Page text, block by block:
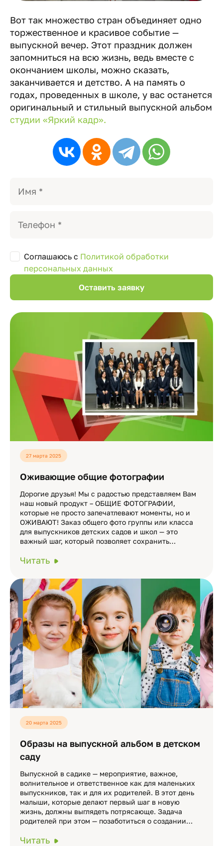
Вот так множество стран объединяет одно
торжественное и красивое событие —
выпускной вечер. Этот праздник должен
запомниться на всю жизнь, ведь вместе с
окончанием школы, можно сказать,
заканчивается и детство. А на память о
годах, проведенных в школе, у вас останется
оригинальный и стильный выпускной альбом
студии «Яркий кадр».
Соглашаюсь с Политикой обработки
персональных данных
27 марта 2025
Оживающие общие фотографии
Дорогие друзья! Мы с радостью представляем Вам
наш новый продукт – ОБЩИЕ ФОТОГРАФИИ,
которые не просто запечатлевают моменты, но и
ОЖИВАЮТ! Заказ общего фото группы или класса
для выпускников детских садов и школ — это
важный шаг, который позволяет сохранить…
Читать
20 марта 2025
Образы на выпускной альбом в детском
саду
Выпускной в садике — мероприятие, важное,
волнительное и ответственное как для маленьких
выпускников, так и для их родителей. В этот день
малыши, которые делают первый шаг в новую
жизнь, должны выглядеть потрясающе. Задача
родителей при этом — позаботиться о создании…
Читать